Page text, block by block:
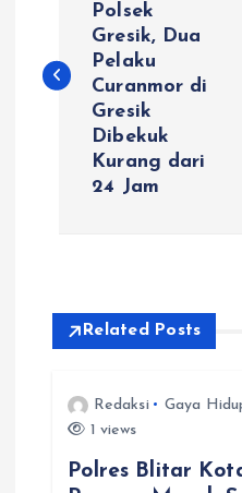
v
i
Polsek
Gresik, Dua
Pelaku
Curanmor di
Gresik
Dibekuk
Kurang dari
24 Jam
Related Posts
Redaksi Gaya
1 views
Polres Blitar